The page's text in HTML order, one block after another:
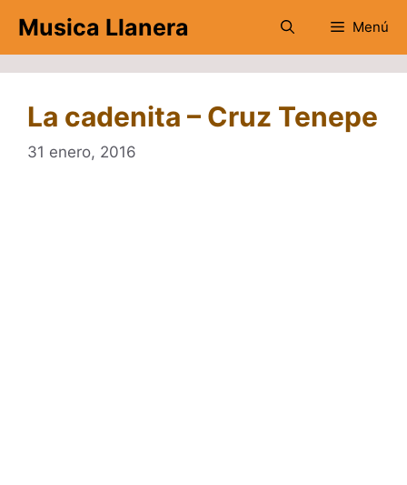
contenido
Musica Llanera Menú
La cadenita – Cruz Tenepe
31 enero, 2016